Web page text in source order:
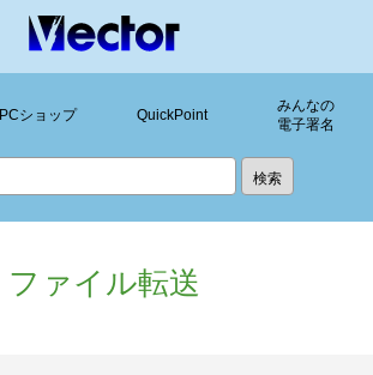
PCショップ QuickPoint
みんなの
電子署名
ファイル転送